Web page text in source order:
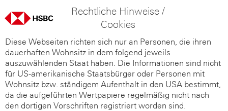
Rechtliche Hinweise /
Cookies
Diese Webseiten richten sich nur an Personen, die ihren
dauerhaften Wohnsitz in dem folgend jeweils
auszuwählenden Staat haben. Die Informationen sind nicht
für US-amerikanische Staatsbürger oder Personen mit
Wohnsitz bzw. ständigem Aufenthalt in den USA bestimmt,
da die aufgeführten Wertpapiere regelmäßig nicht nach
den dortigen Vorschriften registriert worden sind.